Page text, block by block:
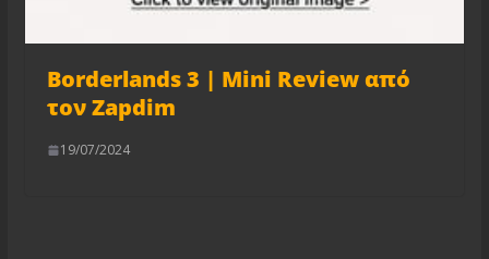
Borderlands 3 | Mini Review από
τον Zapdim
19/07/2024